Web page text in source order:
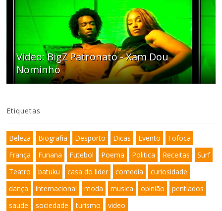
Video: BigZ Patronato - Xam Dou
Nominho
Etiquetas
Beleza Biografia Desporto Dicas Evento
Fofoca
França
Funana Futebol Poema Politica Receitas
Surf
Teatro
batuku casa do lider comedia
curiosidade
dança
internacional moda musica opinião
pentiados
saude
sociedade turismo video